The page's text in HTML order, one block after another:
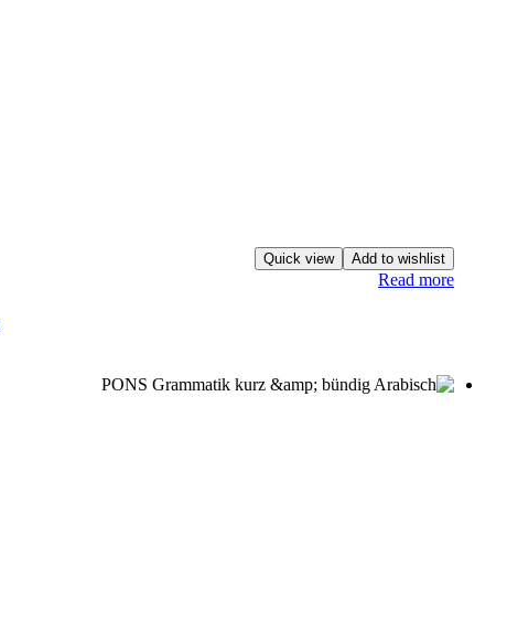
Add to wishlist
Quick view
Read more